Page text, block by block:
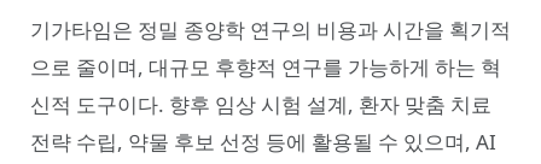
기가타임은 정밀 종양학 연구의 비용과 시간을 획기적
으로 줄이며, 대규모 후향적 연구를 가능하게 하는 혁
신적 도구이다. 향후 임상 시험 설계, 환자 맞춤 치료
전략 수립, 약물 후보 선정 등에 활용될 수 있으며, AI